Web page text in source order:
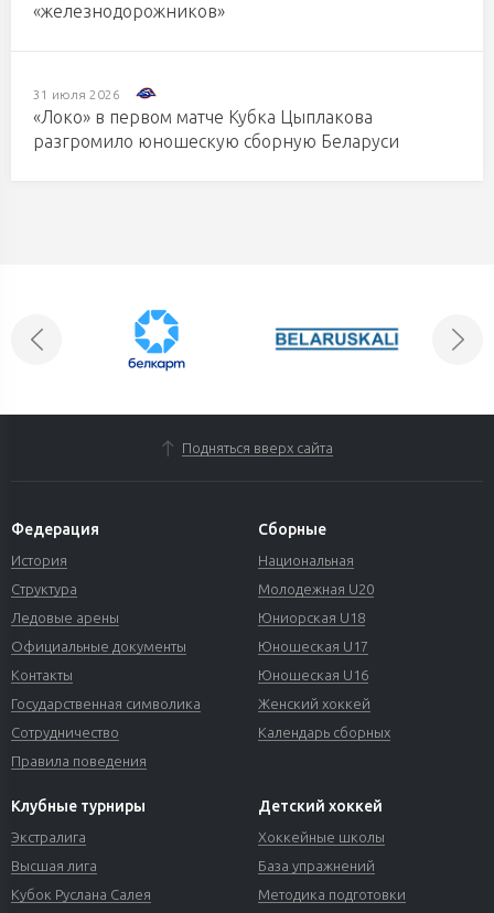
«железнодорожников»
31 июля 2026
«Локо» в первом матче Кубка Цыплакова
разгромило юношескую сборную Беларуси
Подняться вверх сайта
Федерация
История
Структура
Ледовые арены
Официальные документы
Контакты
Государственная символика
Сотрудничество
Правила поведения
Сборные
Национальная
Молодежная U20
Юниорская U18
Юношеская U17
Юношеская U16
Женский хоккей
Календарь сборных
Клубные турниры
Экстралига
Высшая лига
Кубок Руслана Салея
Детский хоккей
Хоккейные школы
База упражнений
Методика подготовки